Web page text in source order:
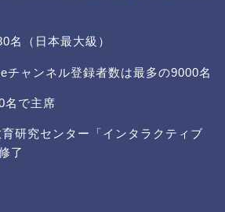
名（日本最大級）
チャンネル登録者数は最多の9000名
名で主席
研究センター「インタラクティブ
了